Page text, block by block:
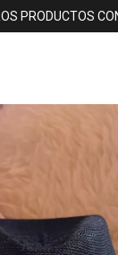
PRODUCTOS